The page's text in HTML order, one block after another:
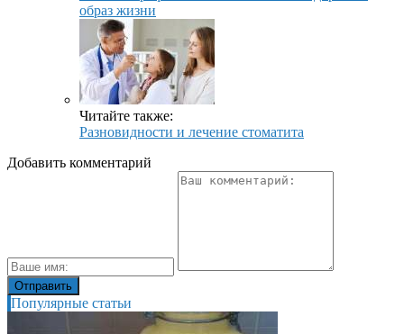
образ жизни
Читайте также:
Разновидности и лечение стоматита
Добавить комментарий
Популярные статьи